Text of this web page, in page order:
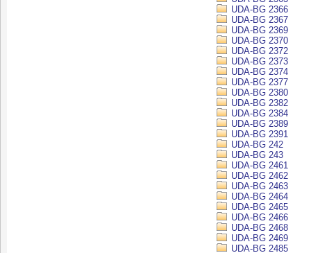
UDA-BG 2366
UDA-BG 2367
UDA-BG 2369
UDA-BG 2370
UDA-BG 2372
UDA-BG 2373
UDA-BG 2374
UDA-BG 2377
UDA-BG 2380
UDA-BG 2382
UDA-BG 2384
UDA-BG 2389
UDA-BG 2391
UDA-BG 242
UDA-BG 243
UDA-BG 2461
UDA-BG 2462
UDA-BG 2463
UDA-BG 2464
UDA-BG 2465
UDA-BG 2466
UDA-BG 2468
UDA-BG 2469
UDA-BG 2485